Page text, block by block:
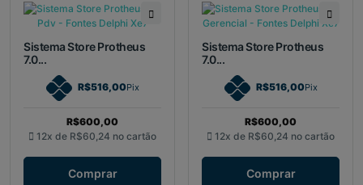
Sistema Store Protheus
7.0...
R$516,00Pix
R$600,00
12x de R$60,24 no cartão
Comprar
Sistema Store Protheus
7.0...
R$516,00Pix
R$600,00
12x de R$60,24 no cartão
Comprar